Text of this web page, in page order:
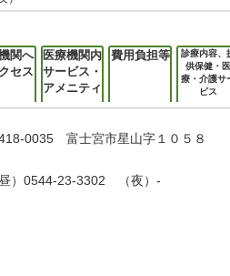
関へ
セス
医療機関内
サービス・
アメニティ
費用負担等
診療内容、
供保健・
療・介護サ
ビス
0035 富士宮市星山字１０５８
昼）0544-23-3302 （夜）-